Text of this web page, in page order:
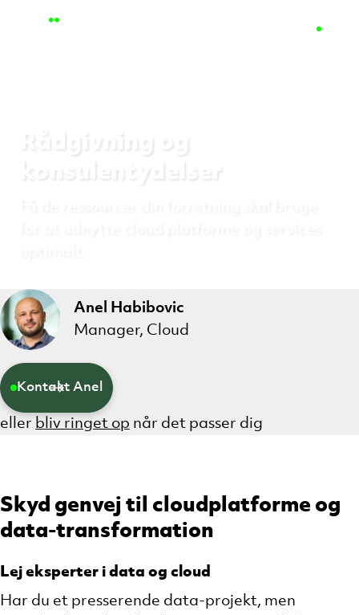
Rådgivning og
konsulentydelser
Anel Habibovic
Manager, Cloud
Kontakt Anel
eller bliv ringet op når det passer dig
Skyd genvej til cloudplatforme og
data-transformation
Lej eksperter i data og cloud
Har du et presserende data-projekt, men